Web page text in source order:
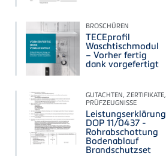
BROSCHÜREN
TECEprofil
Waschtischmodul
– Vorher fertig
dank vorgefertigt
GUTACHTEN, ZERTIFIKATE,
PRÜFZEUGNISSE
Leistungserklärung
DOP 11/0437 -
Rohrabschottung
Bodenablauf
Brandschutzset